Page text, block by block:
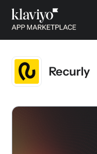
Recurly